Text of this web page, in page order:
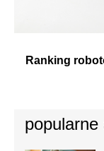
popularne
Ranking